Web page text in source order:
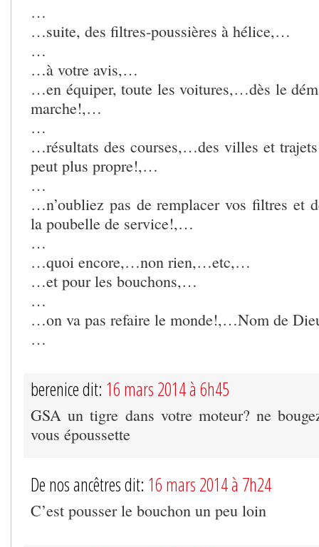
…
…suite, des filtres-poussières à hélice,…
…
…à votre avis,…
…en équiper, toute les voitures,…dès le
marche!,…
…
…résultats des courses,…des villes et
peut plus propre!,…
…
…n’oubliez pas de remplacer vos filtres et
la poubelle de service!,…
…
…quoi encore,…non rien,…etc,…
…et pour les bouchons,…
…
…on va pas refaire le monde!,…Nom de
…
berenice dit: 16 mars 2014 à 6h45
GSA un tigre dans votre moteur? ne
vous époussette
De nos ancêtres dit: 16 mars 2014 à 7h24
C’est pousser le bouchon un peu loin